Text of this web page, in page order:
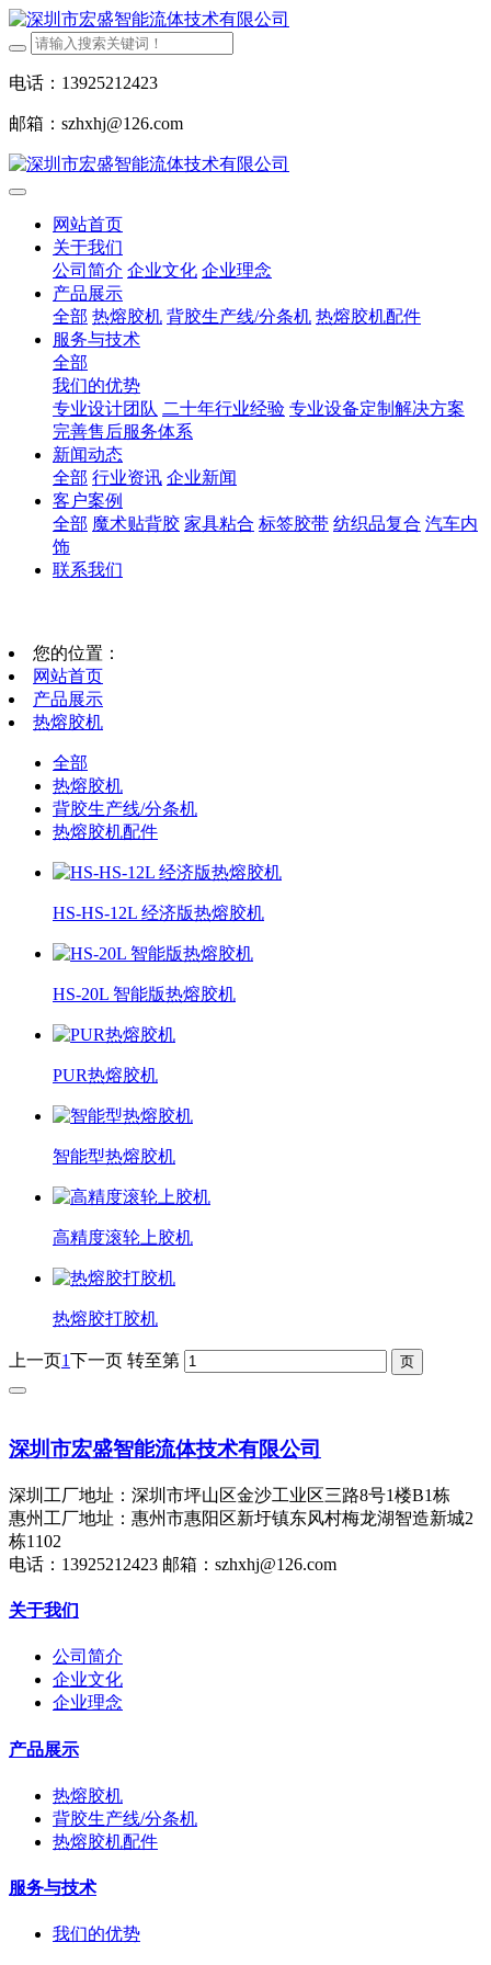
电话：13925212423
邮箱：szhxhj@126.com
网站首页
关于我们
公司简介 企业文化 企业理念
产品展示
全部 热熔胶机 背胶生产线/分条机 热熔胶机配件
服务与技术
全部
我们的优势
专业设计团队 二十年行业经验 专业设备定制解决方案
完善售后服务体系
新闻动态
全部 行业资讯 企业新闻
客户案例
全部 魔术贴背胶 家具粘合 标签胶带 纺织品复合 汽车内
饰
联系我们
您的位置：
网站首页
产品展示
热熔胶机
全部
热熔胶机
背胶生产线/分条机
热熔胶机配件
HS-HS-12L 经济版热熔胶机
HS-20L 智能版热熔胶机
PUR热熔胶机
智能型热熔胶机
高精度滚轮上胶机
热熔胶打胶机
上一页1下一页 转至第
深圳市宏盛智能流体技术有限公司
深圳工厂地址：深圳市坪山区金沙工业区三路8号1楼B1栋
惠州工厂地址：惠州市惠阳区新圩镇东风村梅龙湖智造新城2
栋1102
电话：13925212423 邮箱：szhxhj@126.com
关于我们
公司简介
企业文化
企业理念
产品展示
热熔胶机
背胶生产线/分条机
热熔胶机配件
服务与技术
我们的优势